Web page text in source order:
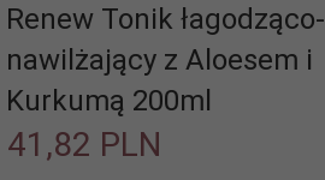
Renew Tonik łagodząco-
nawilżający z Aloesem i
Kurkumą 200ml
41,82 PLN